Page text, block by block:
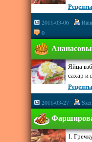
Рецепты
2011-03-06
0
Яйца
сахар и
Рецепты
2011-03-27
1.